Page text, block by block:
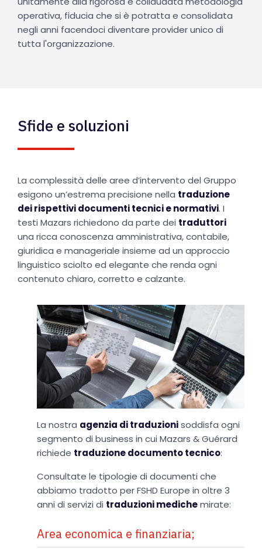
operativa, fiducia che si è potratta e consolidata
negli anni facendoci diventare provider unico di
tutta l'organizzazione.
Sfide e soluzioni
La complessità delle aree d’intervento del Gruppo
esigono un’estrema precisione nella traduzione
dei rispettivi documenti tecnici e normativi. I
testi Mazars richiedono da parte dei traduttori
una ricca conoscenza amministrativa, contabile,
giuridica e manageriale insieme ad un approccio
linguistico sciolto ed elegante che renda ogni
contenuto chiaro, corretto e calzante.
La nostra agenzia di traduzionisoddisfa ogni
segmento di business in cui Mazars & Guérard
richiede traduzione documento tecnico:
Consultate le tipologie di documenti che
abbiamo tradotto per FSHD Europe in oltre 3
anni di servizi di traduzioni medichemirate:
Area economica e finanziaria;